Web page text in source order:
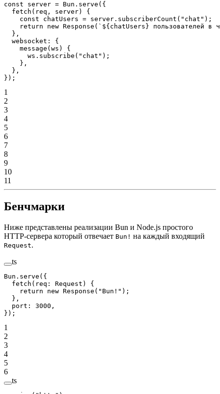
const server = Bun. serve ({
  fetch
( req , server) {
    const
chatUsers = server. subscriberCount ( "chat" );
    return
new Response ( `${ chatUsers } пользователей в
  },
  websocket: {
    message
( ws ) {
      ws.
subscribe ( "chat" );
    },
  },
});
1
2
3
4
5
6
7
8
9
10
11
Бенчмарки
Ниже представлены реализации Bun и Node.js простого
HTTP-сервера который отвечает Bun! на каждый входящий
Request.
ts
Bun. serve ({
  fetch
( req : Request ) {
    return
new Response ( "Bun!" );
  },
  port:
3000 ,
});
1
2
3
4
5
6
ts